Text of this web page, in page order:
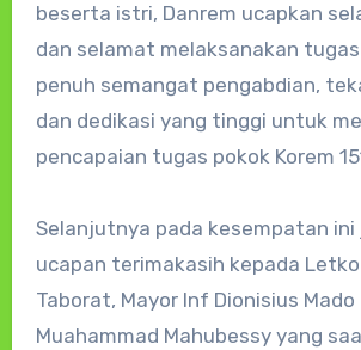
beserta istri, Danrem ucapkan
dan selamat melaksanakan
penuh semangat pengabdian,
dan dedikasi yang tinggi untuk
pencapaian tugas pokok Korem
Selanjutnya pada kesempatan ini
ucapan terimakasih kepada
Taborat, Mayor Inf Dionisius
Muahammad Mahubessy yang